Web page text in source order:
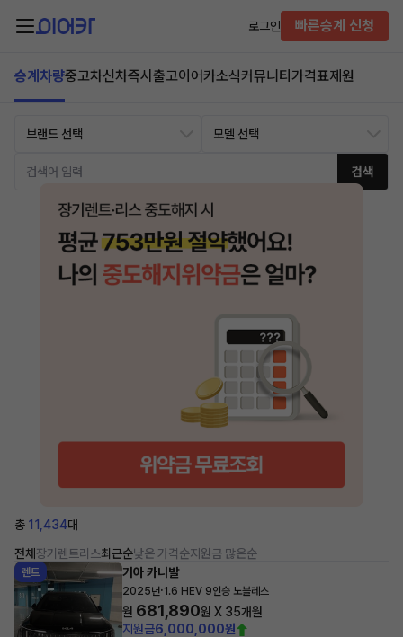
로그인 빠른승계 신청
승계차량중고차신차즉시출고이어카소식커뮤니티 가격표제원
검색
총 11,434대
전체 장기렌트리스최근순낮은 가격순지원금 많은순
렌트 기아 카니발
2025년·1.6 HEV 9인승 노블레스
월 681,890원 X 35개월
지원금6,000,000원